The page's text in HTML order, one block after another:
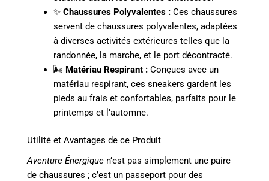
✨ Chaussures Polyvalentes :Ces chaussures
servent de chaussures polyvalentes, adaptées
à diverses activités extérieures telles que la
randonnée, la marche, et le port décontracté.
🌬️ Matériau Respirant :Conçues avec un
matériau respirant, ces sneakers gardent les
pieds au frais et confortables, parfaits pour le
printemps et l’automne.
Utilité et Avantages de ce Produit
Aventure Énergique n’est pas simplement une paire
de chaussures ; c’est un passeport pour des